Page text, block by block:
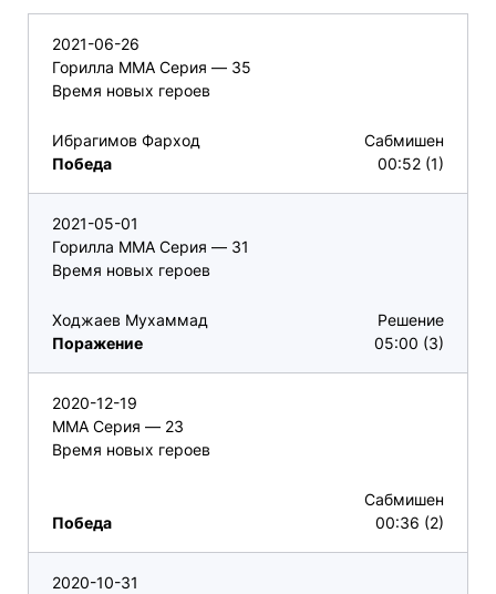
2021-06-26
Горилла ММА Серия — 35
Время новых героев
Ибрагимов Фарход
Победа
Сабмишен
00:52 (1)
2021-05-01
Горилла ММА Серия — 31
Время новых героев
Ходжаев Мухаммад
Поражение
Решение
05:00 (3)
2020-12-19
ММА Серия — 23
Время новых героев
Победа
Сабмишен
00:36 (2)
2020-10-31